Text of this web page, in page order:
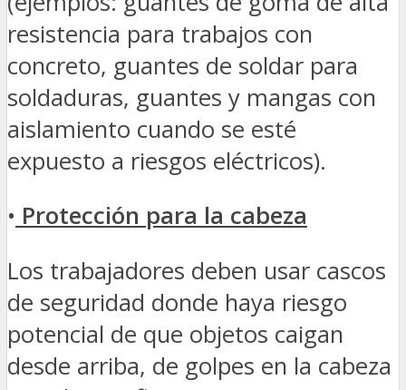
resistencia para trabajos con
concreto, guantes de soldar para
soldaduras, guantes y mangas con
aislamiento cuando se esté
expuesto a riesgos eléctricos).
• Protección para la cabeza
Los trabajadores deben usar cascos
de seguridad donde haya riesgo
potencial de que objetos caigan
desde arriba, de golpes en la cabeza